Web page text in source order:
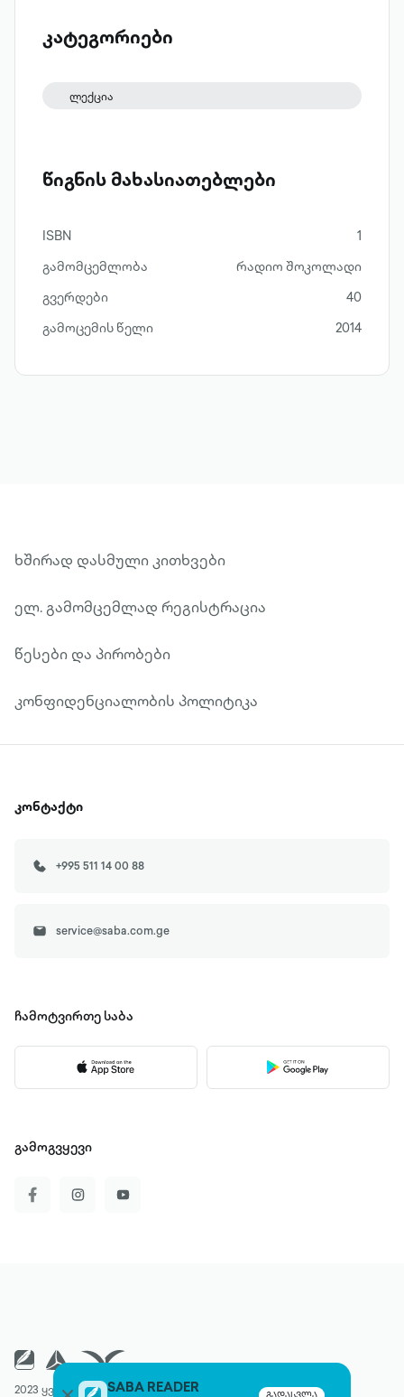
SABA READER
კატეგორიები
ლექცია
წიგნის მახასიათებლები
ISBN
1
გამომცემლობა
რადიო შოკოლადი
გვერდები
40
გამოცემის წელი
2014
ხშირად დასმული კითხვები
ელ. გამომცემლად რეგისტრაცია
წესები და პირობები
კონფიდენციალობის პოლიტიკა
კონტაქტი
+995 511 14 00 88
service@saba.com.ge
ჩამოტვირთე საბა
გამოგვყევი
2023 ყველა უფლება დაცულია